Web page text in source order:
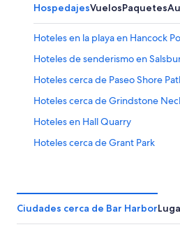
HospedajesVuelosPaquetes
Hoteles en la playa en Hancock
Hoteles de senderismo en
Hoteles cerca de Paseo Shore
Hoteles cerca de Grindstone
Hoteles en Hall Quarry
Hoteles cerca de Grant Park
B&B en Sorrento
Campings en Sorrento
Ciudades cerca de Bar Harbor